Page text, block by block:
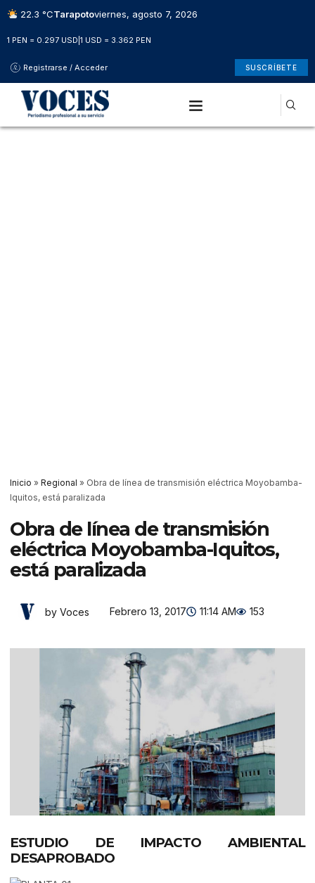
22.3 °CTarapotoviernes, agosto 7, 2026
1 PEN = 0.297 USD 1 USD = 3.362 PEN
Registrarse / Acceder SUSCRÍBETE
Inicio » Regional » Obra de línea de transmisión eléctrica Moyobamba-
Iquitos, está paralizada
Obra de línea de transmisión
eléctrica Moyobamba-Iquitos,
está paralizada
by Voces Febrero 13, 2017 11:14 AM 153
ESTUDIO DE IMPACTO AMBIENTAL
DESAPROBADO